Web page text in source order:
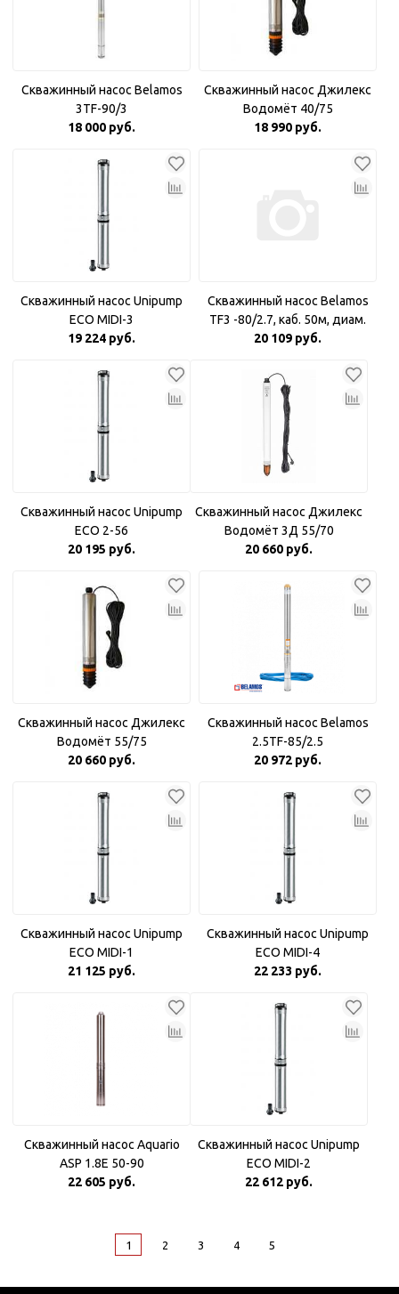
Скважинный насос Belamos
3TF-90/3
18 000 руб.
Скважинный насос Джилекс
Водомёт 40/75
18 990 руб.
Скважинный насос Unipump
ECO MIDI-3
19 224 руб.
Скважинный насос Belamos
TF3 -80/2.7, каб. 50м, диам.
78мм
20 109 руб.
Скважинный насос Unipump
ECO 2-56
20 195 руб.
Скважинный насос Джилекс
Водомёт 3Д 55/70
20 660 руб.
Скважинный насос Джилекс
Водомёт 55/75
20 660 руб.
Скважинный насос Belamos
2.5TF-85/2.5
20 972 руб.
Скважинный насос Unipump
ECO MIDI-1
21 125 руб.
Скважинный насос Unipump
ECO MIDI-4
22 233 руб.
Скважинный насос Aquario
ASP 1.8Е 50-90
22 605 руб.
Скважинный насос Unipump
ECO MIDI-2
22 612 руб.
1 2 3 4 5